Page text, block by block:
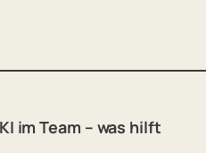
im Team – was hilft